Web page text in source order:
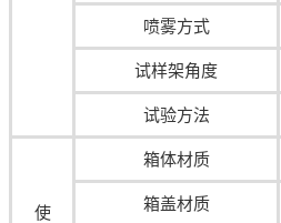
喷雾方式
试样架角度
试验方法
使
箱体材质
箱盖材质